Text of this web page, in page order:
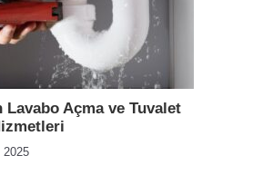
Lavabo Açma ve Tuvalet
2025